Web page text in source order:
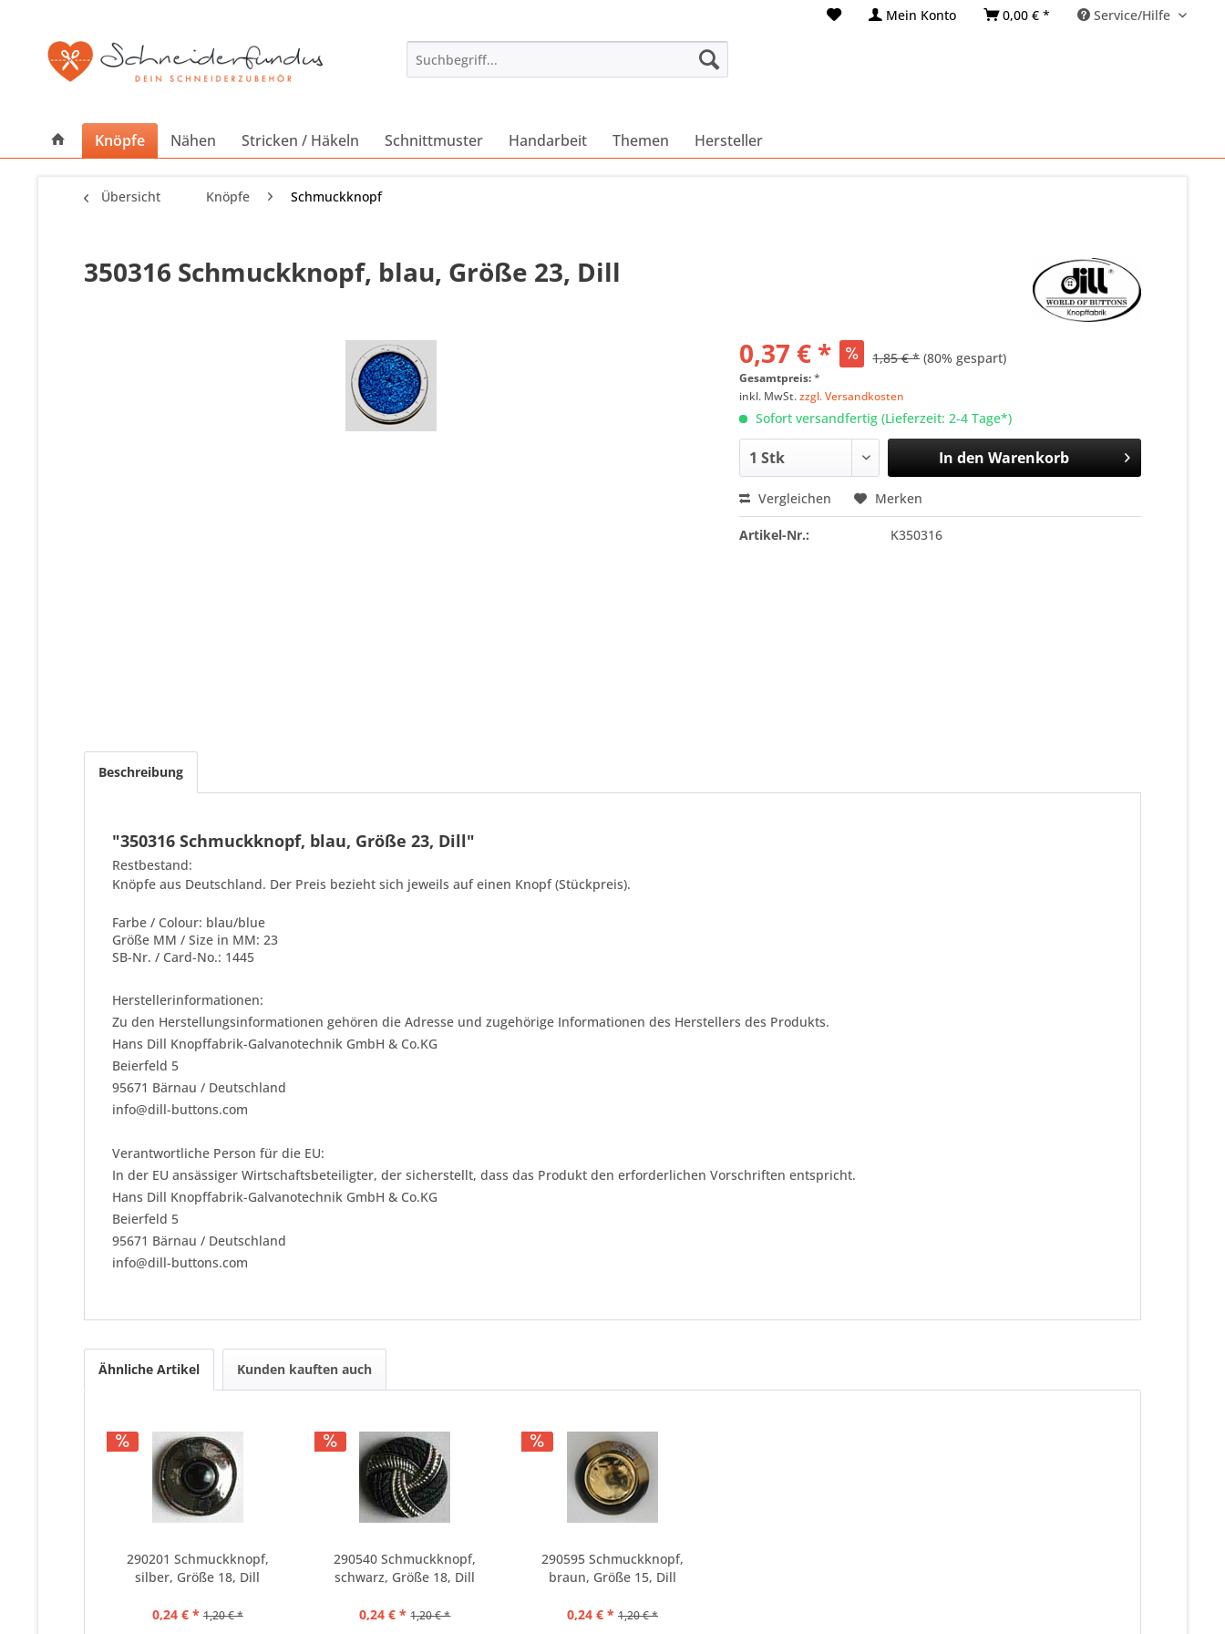
Mein Konto 0,00 € * Service/Hilfe
Knöpfe Nähen Stricken / Häkeln Schnittmuster Handarbeit Themen Hersteller
Übersicht Knöpfe Schmuckknopf
350316 Schmuckknopf, blau, Größe 23, Dill
0,37 € * 1,85 € * (80% gespart)
Gesamtpreis:*
inkl. MwSt.zzgl. Versandkosten
Sofort versandfertig (Lieferzeit: 2-4 Tage*)
In den Warenkorb
Vergleichen Merken
Artikel-Nr.: K350316
Beschreibung
"350316 Schmuckknopf, blau, Größe 23, Dill"
Restbestand:
Knöpfe aus Deutschland. Der Preis bezieht sich jeweils auf einen Knopf (Stückpreis).
Farbe / Colour: blau/blue
Größe MM / Size in MM: 23
SB-Nr. / Card-No.: 1445
Herstellerinformationen:
Zu den Herstellungsinformationen gehören die Adresse und zugehörige Informationen des Herstellers des Produkts.
Hans Dill Knopffabrik-Galvanotechnik GmbH & Co.KG
Beierfeld 5
95671 Bärnau / Deutschland
info@dill-buttons.com
Verantwortliche Person für die EU:
In der EU ansässiger Wirtschaftsbeteiligter, der sicherstellt, dass das Produkt den erforderlichen Vorschriften entspricht.
Hans Dill Knopffabrik-Galvanotechnik GmbH & Co.KG
Beierfeld 5
95671 Bärnau / Deutschland
info@dill-buttons.com
Ähnliche Artikel Kunden kauften auch
290201 Schmuckknopf,
silber, Größe 18, Dill
0,24 € * 1,20 € *
290540 Schmuckknopf,
schwarz, Größe 18, Dill
0,24 € * 1,20 € *
290595 Schmuckknopf,
braun, Größe 15, Dill
0,24 € * 1,20 € *